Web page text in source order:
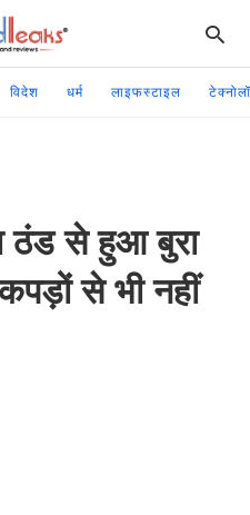
विदेश धर्म लाइफस्टाइल
ठंड से हुआ बुरा
से भी नहीं